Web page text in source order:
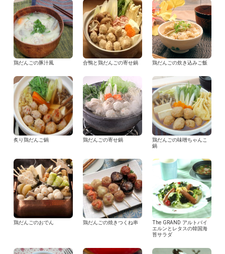
鶏だんごの豚汁風 合鴨と鶏だんごの寄せ鍋 鶏だんごの炊き込みご飯
炙り鶏だんご鍋 鶏だんごの寄せ鍋
鶏だんごの味噌ちゃんこ
鍋
鶏だんごのおでん 鶏だんごの焼きつくね串
The GRAND アルトバイ
エルンとレタスの韓国海
苔サラダ